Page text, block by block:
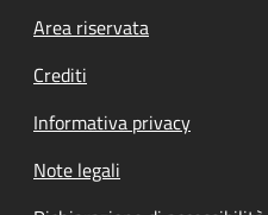
Footer menu
Area riservata
Crediti
Informativa privacy
Note legali